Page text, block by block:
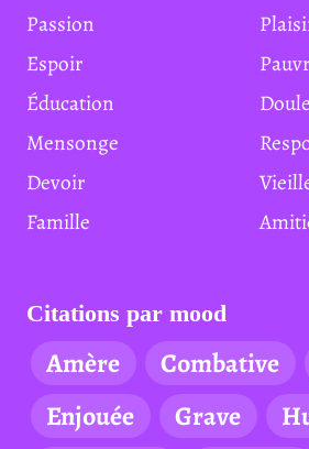
Passion
Espoir
Éducation
Mensonge
Devoir
Famille
Citations par mood
Amère Combative
Enjouée
Grave